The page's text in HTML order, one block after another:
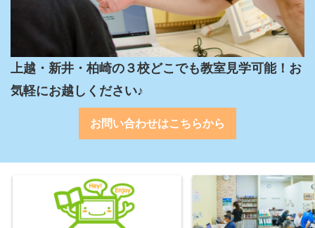
上越・新井・柏崎の３校どこでも教室見学可能！お
気軽にお越しください♪
お問い合わせはこちらから